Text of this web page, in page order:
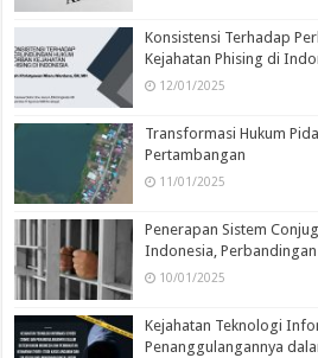
Konsistensi Terhadap
Kejahatan Phising di
12/01/2025
Transformasi Hukum
Pertambangan
11/01/2025
Penerapan Sistem
Indonesia,
10/01/2025
Kejahatan Teknologi
Penanggulangannya